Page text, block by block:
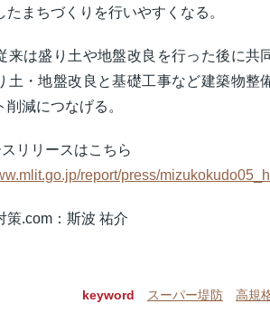
たまちづくりを行いやすくなる。
来は盛り土や地盤改良を行った後に共
土・地盤改良と基礎工事など建築物整
削減につなげる。
リリースはこちら
report/press/
策.com：斯波 祐介
keyword スーパー堤防 高規